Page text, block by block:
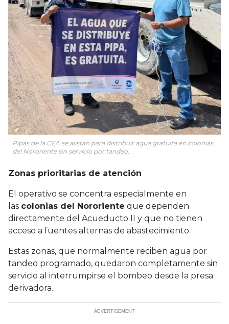
Pipas de la CEA se alistan para distribuir agua gratuita en colonias
del Nororiente sin servicio por tandeo.
Zonas prioritarias de atención
El operativo se concentra especialmente en
las colonias del Nororiente que dependen
directamente del Acueducto II y que no tienen
acceso a fuentes alternas de abastecimiento.
Estas zonas, que normalmente reciben agua por
tandeo programado, quedaron completamente sin
servicio al interrumpirse el bombeo desde la presa
derivadora.